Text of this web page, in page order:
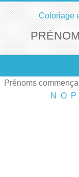
Coloriage
Top 100 des
Prénoms
N
O P